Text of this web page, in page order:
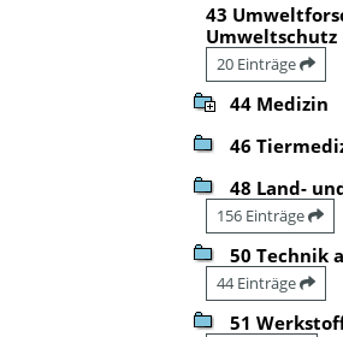
43
Umweltschutz
20 Einträge
44 Medizin
46
48 Land-
156 Einträge
50 Technik
44 Einträge
51